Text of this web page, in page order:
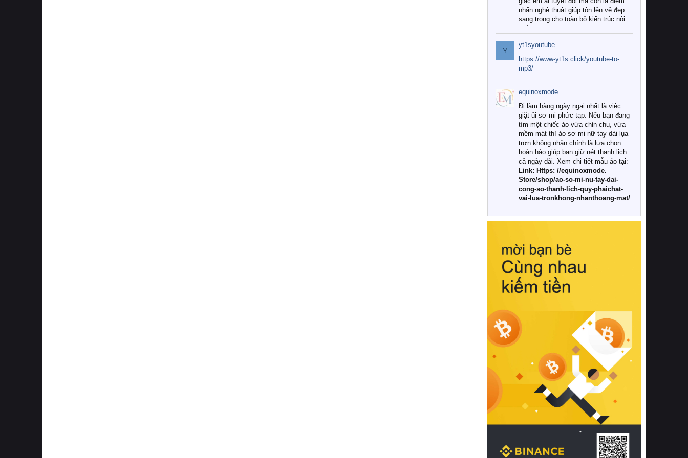
nhấn nghệ thuật giúp tôn lên vẻ đẹp
sang trọng cho toàn bộ kiến trúc nội
Tuy nhiên, giữa thị trường đa dạng
với vô vàn thương hiệu và mẫu mã
như hiện nay, làm thế nào để chọn
được những bộ chăn ga gối đệm cao
cấp thực sự chất lượng, phù hợp với
khí hậu và nhu cầu sử dụng của gia
đình? Hãy cùng chúng tôi đi tìm lời
giải đáp chi tiết qua bài viết dưới đây.
1. Tại sao các gia đình hiện đại lại ưa
chuộng chăn ga gối đệm cao cấp?
Khác với các dòng sản phẩm thông
thường, những bộ chăn ga gối đệm
cao cấp trải qua quy trình sản xuất
nghiêm ngặt từ khâu chọn lọc nguyên
liệu tự nhiên đến công nghệ dệt
nhuộm hiện đại không chứa hóa chất
này, bạn sẽ cảm nhận rõ rệt sự khác
hồi chuẩn xác của phần đệm nâng đỡ
cột sống.
Bên cạnh đó, việc lựa chọn các dòng
sản phẩm đạt chuẩn chất lượng quốc
tế còn giúp ngăn ngừa tình trạng kích
khuẩn và nấm mốc trong điều kiện
thời tiết nóng ẩm. Bạn có thể tìm hiểu
thêm các nghiên cứu khoa học về tác
động của giấc ngủ và môi trường
phòng ngủ đối với sức khỏe con
người tại Sleep Foundation (External
Link) để có cái nhìn toàn diện hơn.
2. Các tiêu chí vàng khi lựa chọn
chăn ga gối đệm cao cấp cho phòng
ngủ
Để sở hữu một bộ chăn ga gối đệm
cao cấp hoàn hảo cả về thẩm mỹ lẫn
công năng, người tiêu dùng cần cân
nhắc kỹ lưỡng các tiêu chí quan trọng
Y
yt1syoutube
https://www-yt1s.click/youtube-to-
mp3/
equinoxmode
Đi làm hàng ngày ngại nhất là việc
giặt ủi sơ mi phức tạp. Nếu bạn đang
tìm một chiếc áo vừa chỉn chu, vừa
mềm mát thì áo sơ mi nữ tay dài lụa
trơn không nhăn chính là lựa chọn
hoàn hảo giúp bạn giữ nét thanh lịch
cả ngày dài. Xem chi tiết mẫu áo tại:
Link: Https: //equinoxmode.
Store/shop/ao-so-mi-nu-tay-dai-
cong-so-thanh-lich-quy-phaichat-
vai-lua-tronkhong-nhanthoang-mat/